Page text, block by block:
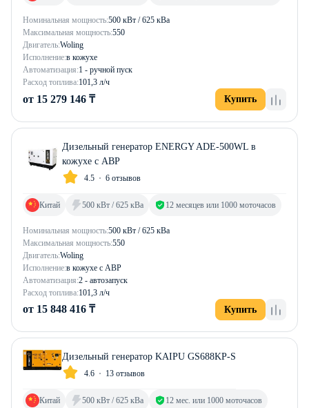
Номинальная мощность:500 кВт / 625 кВа
Максимальная мощность:550
Двигатель:Woling
Исполнение:в кожухе
Автоматизация:1 - ручной пуск
Расход топлива:101,3 л/ч
от 15 279 146 ₸ Купить
Дизельный генератор ENERGY ADE-500WL в
кожухе с АВР
4.5 6 отзывов
Номинальная мощность:500 кВт / 625 кВа
Максимальная мощность:550
Двигатель:Woling
Исполнение:в кожухе с АВР
Автоматизация:2 - автозапуск
Расход топлива:101,3 л/ч
Китай 500 кВт / 625 кВа 12 месяцев или 1000 моточасов
от 15 848 416 ₸ Купить
Дизельный генератор KAIPU GS688KP-S
4.6 13 отзывов
Китай 500 кВт / 625 кВа 12 мес. или 1000 моточасов